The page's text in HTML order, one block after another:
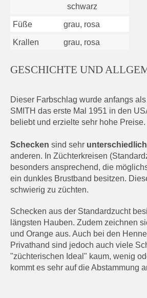
schwarz
Füße grau, rosa
Krallen grau, rosa
GESCHICHTE UND
Dieser Farbschlag wurde anfangs
SMITH das erste Mal 1951 in den
beliebt und erzielte sehr hohe Preise.
Schecken sind sehr
anderen. In Züchterkreisen
besonders ansprechend, die
ein dunkles Brustband besitzen.
schwierig zu züchten.
Schecken aus der Standardzucht
längsten Hauben. Zudem zeichnen
und Orange aus. Auch bei den
Privathand sind jedoch auch viele
"züchterischen Ideal" kaum, wenig
kommt es sehr auf die Abstammung